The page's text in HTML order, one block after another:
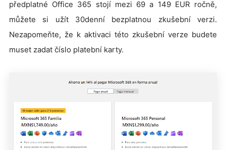
předplatné Office 365 stojí mezi 69 a 149 EUR ročně,
můžete si užít 30denní bezplatnou zkušební verzi.
Nezapomeňte, že k aktivaci této zkušební verze budete
muset zadat číslo platební karty.